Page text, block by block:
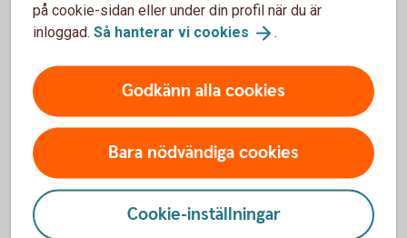
Kontakta en rådgivare inom Skog och
Lantbruk
på cookie-sidan eller under din profil när du är
inloggad. Så hanterar vi cookies .
Godkänn alla cookies
Bara nödvändiga cookies
Cookie-inställningar